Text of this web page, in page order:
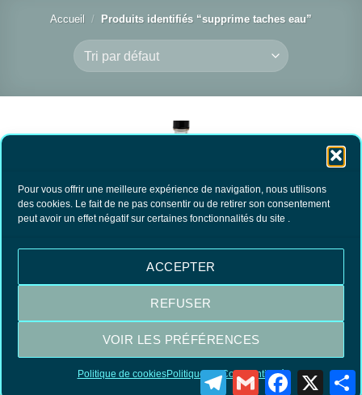
Pour vous offrir une meilleure expérience de navigation, nous utilisons
des cookies. Le fait de ne pas consentir ou de retirer son consentement
peut avoir un effet négatif sur certaines fonctionnalités du site .
ACCEPTER
REFUSER
VOIR LES PRÉFÉRENCES
Politique de cookiesPolitique de Confidentialité
Accueil / Produits identifiés “supprime taches eau”
Estalin Régénérateur
16.90€ TTC
PANIER
Estalin- Régénérateur
16.90€ TTC
AJOUTER AU
PANIER
Visa MasterCardPayPal
TelegramGmail Facebook